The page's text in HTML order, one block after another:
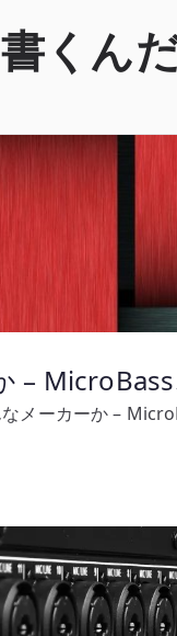
くん
–
なメーカーか –